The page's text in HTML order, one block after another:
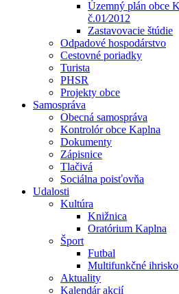
Územný plán obce
č.01⁄2012
Zastavovacie štúdie
Odpadové hospodárstvo
Cestovné poriadky
Turista
PHSR
Projekty obce
Samospráva
Obecná samospráva
Kontrolór obce Kaplna
Dokumenty
Zápisnice
Tlačivá
Sociálna poisťovňa
Udalosti
Kultúra
Knižnica
Oratórium Kaplna
Šport
Futbal
Multifunkčné ihrisko
Aktuality
Kalendár akcií